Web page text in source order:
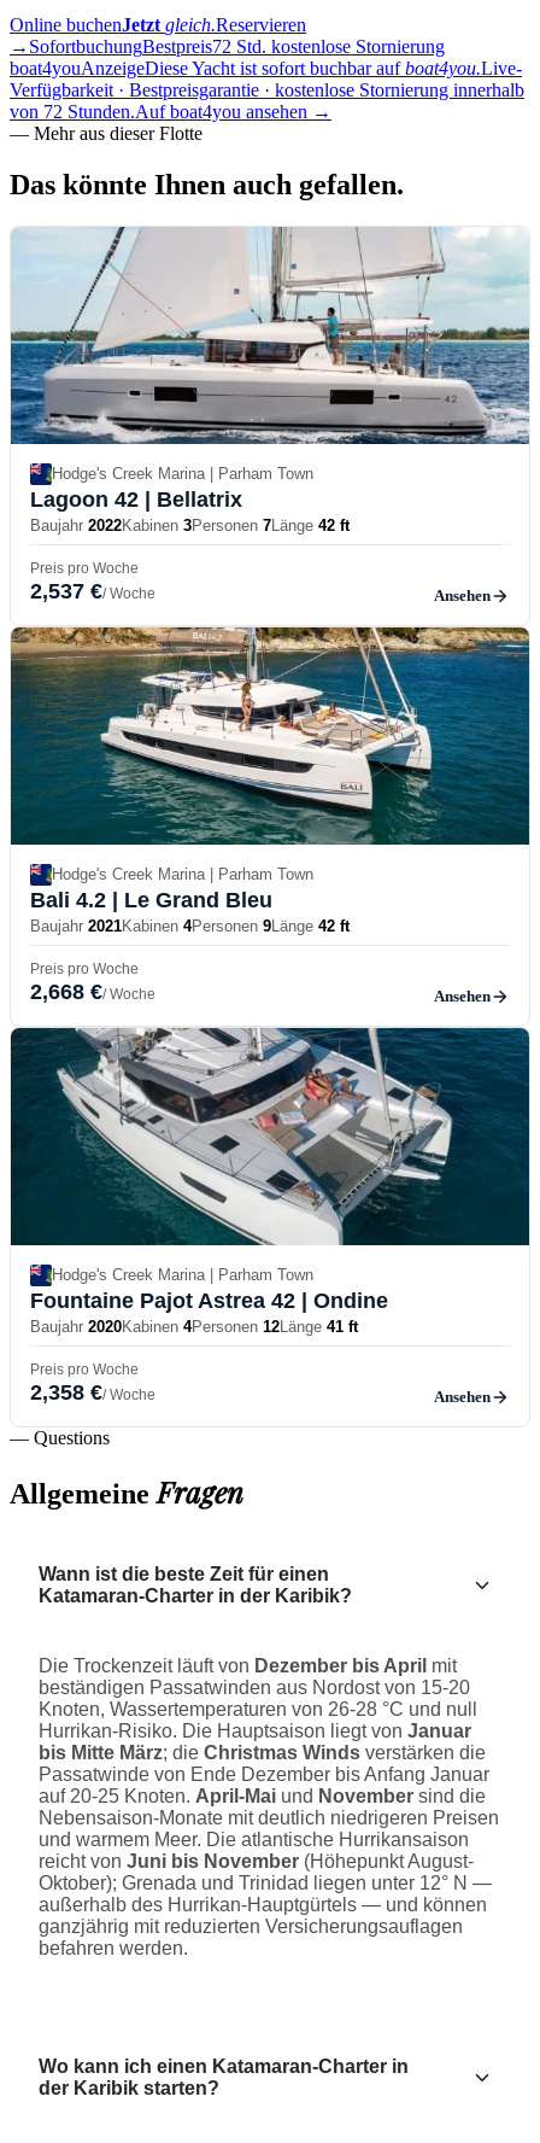
Online buchenJetzt gleich.Reservieren
→ SofortbuchungBestpreis72 Std. kostenlose Stornierung
boat4youAnzeigeDiese Yacht ist sofort buchbar auf boat4you.Live-
Verfügbarkeit · Bestpreisgarantie · kostenlose Stornierung innerhalb
von 72 Stunden.Auf boat4you ansehen →
— Mehr aus dieser Flotte
Das könnte Ihnen auch gefallen.
Hodge's Creek Marina | Parham Town
Lagoon 42 | Bellatrix
Baujahr 2022Kabinen 3Personen 7Länge 42 ft
Preis pro Woche
2,537 €/ Woche Ansehen
Hodge's Creek Marina | Parham Town
Bali 4.2 | Le Grand Bleu
Baujahr 2021Kabinen 4Personen 9Länge 42 ft
Preis pro Woche
2,668 €/ Woche Ansehen
Hodge's Creek Marina | Parham Town
Fountaine Pajot Astrea 42 | Ondine
Baujahr 2020Kabinen 4Personen 12Länge 41 ft
Preis pro Woche
2,358 €/ Woche Ansehen
— Questions
AllgemeineFragen
Wann ist die beste Zeit für einen
Katamaran-Charter in der Karibik?
Die Trockenzeit läuft von Dezember bis April mit
beständigen Passatwinden aus Nordost von 15-20
Knoten, Wassertemperaturen von 26-28 °C und null
Hurrikan-Risiko. Die Hauptsaison liegt von Januar
bis Mitte März; die Christmas Winds verstärken die
Passatwinde von Ende Dezember bis Anfang Januar
auf 20-25 Knoten. April-Mai und November sind die
Nebensaison-Monate mit deutlich niedrigeren Preisen
und warmem Meer. Die atlantische Hurrikansaison
reicht von Juni bis November (Höhepunkt August-
Oktober); Grenada und Trinidad liegen unter 12° N —
außerhalb des Hurrikan-Hauptgürtels — und können
ganzjährig mit reduzierten Versicherungsauflagen
befahren werden.
Wo kann ich einen Katamaran-Charter in
der Karibik starten?